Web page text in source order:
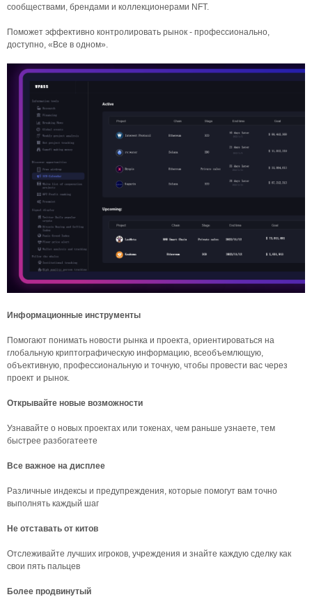
сообществами, брендами и коллекционерами NFT.
Поможет эффективно контролировать рынок - профессионально,
доступно, «Все в одном».
Информационные инструменты
Помогают понимать новости рынка и проекта, ориентироваться на
глобальную криптографическую информацию, всеобъемлющую,
объективную, профессиональную и точную, чтобы провести вас через
проект и рынок.
Открывайте новые возможности
Узнавайте о новых проектах или токенах, чем раньше узнаете, тем
быстрее разбогатеете
Все важное на дисплее
Различные индексы и предупреждения, которые помогут вам точно
выполнять каждый шаг
Не отставать от китов
Отслеживайте лучших игроков, учреждения и знайте каждую сделку как
свои пять пальцев
Более продвинутый